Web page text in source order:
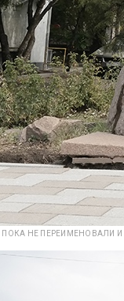
НЕ ПЕРЕИМЕНОВАЛИ И